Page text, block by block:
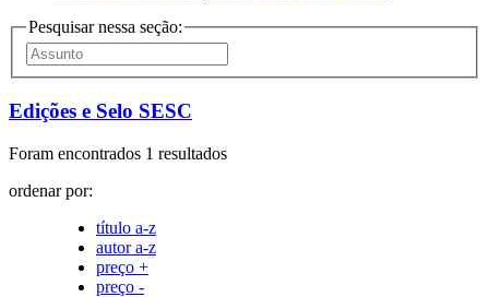
Pesquisar nessa seção:
Edições e Selo SESC
Foram encontrados 1 resultados
ordenar por:
título a-z
autor a-z
preço +
preço -